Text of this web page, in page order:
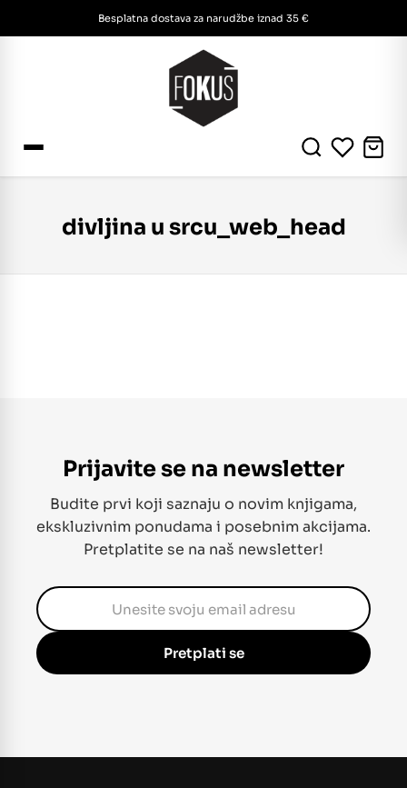
Besplatna dostava za narudžbe iznad 35 €
divljina u srcu_web_head
Prijavite se na newsletter
Budite prvi koji saznaju o novim knjigama,
ekskluzivnim ponudama i posebnim akcijama.
Pretplatite se na naš newsletter!
Pretplati se